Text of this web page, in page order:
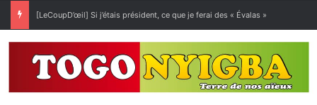
[LeCoupD’œil] Si j’étais président, ce que je ferai des « Évalas »